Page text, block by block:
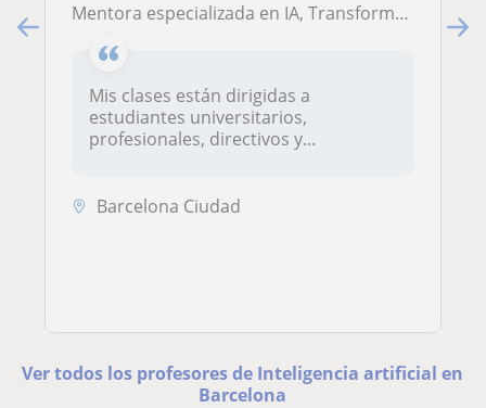
Mentora especializada en IA, Transformación Digital y Data, fundadora de proyectos tecnológicos, formadora y escritora.
Mis clases están dirigidas a
estudiantes universitarios,
profesionales, directivos y...
Barcelona Ciudad
Ver todos los profesores de Inteligencia artificial en
Barcelona